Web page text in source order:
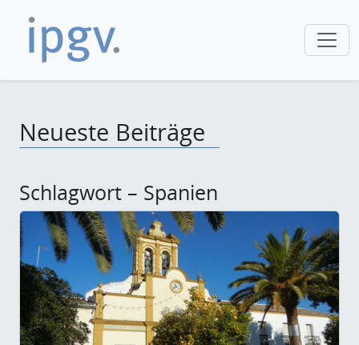
Neueste Beiträge
Schlagwort – Spanien